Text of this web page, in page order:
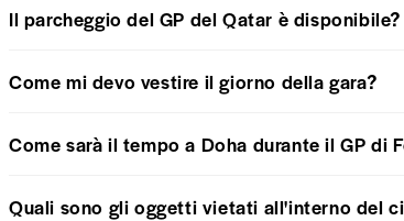
Il parcheggio del GP del Qatar è disponibile?
Come mi devo vestire il giorno della gara?
Come sarà il tempo a Doha durante il GP di
Quali sono gli oggetti vietati all'interno del